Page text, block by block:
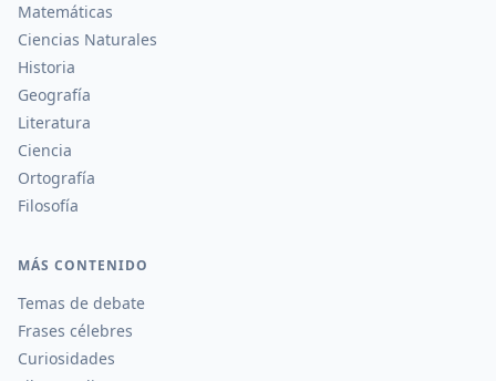
Matemáticas
Ciencias Naturales
Historia
Geografía
Literatura
Ciencia
Ortografía
Filosofía
MÁS CONTENIDO
Temas de debate
Frases célebres
Curiosidades